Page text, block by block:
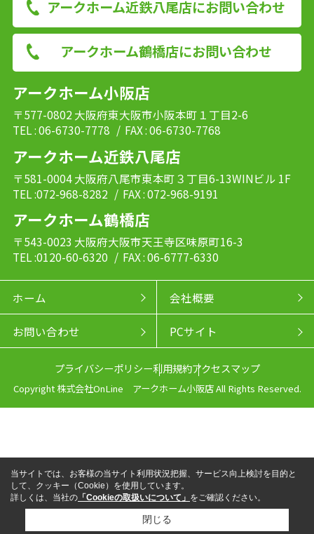
アークホーム近鉄八尾店にお問い合わせ
アークホーム鶴橋店にお問い合わせ
アークホーム小阪店
〒577-0802 大阪府東大阪市小阪本町１丁目2-6
TEL : 06-6730-7778 / FAX : 06-6730-7768
アークホーム近鉄八尾店
〒581-0004 大阪府八尾市東本町３丁目6-13WINビル 1F
TEL :072-968-8282 / FAX : 072-968-9191
アークホーム鶴橋店
〒543-0023 大阪府大阪市天王寺区味原町16-3
TEL :0120-60-6320 / FAX : 06-6777-6330
ホーム 会社概要
お問い合わせ PCサイト
プライバシーポリシー利用規約アクセスマップ
Copyright 株式会社OnLine アークホーム小阪店 All Rights Reserved.
当サイトでは、お客様の当サイト利用状況把握、サービス向上検討を目的と
して、クッキー（Cookie）を使用しています。
詳しくは、当社の 「Cookieの取扱いについて」 をご確認ください。
閉じる